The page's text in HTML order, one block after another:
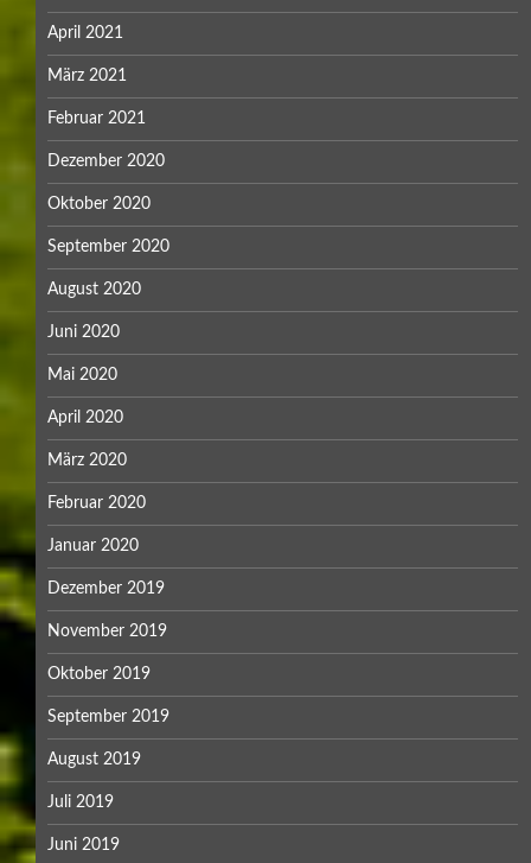
April 2021
März 2021
Februar 2021
Dezember 2020
Oktober 2020
September 2020
August 2020
Juni 2020
Mai 2020
April 2020
März 2020
Februar 2020
Januar 2020
Dezember 2019
November 2019
Oktober 2019
September 2019
August 2019
Juli 2019
Juni 2019